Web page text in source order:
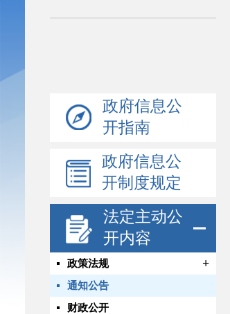
政府信息公
开指南
政府信息公
开制度规定
法定主动公
开内容
政策法规 +
通知公告
财政公开